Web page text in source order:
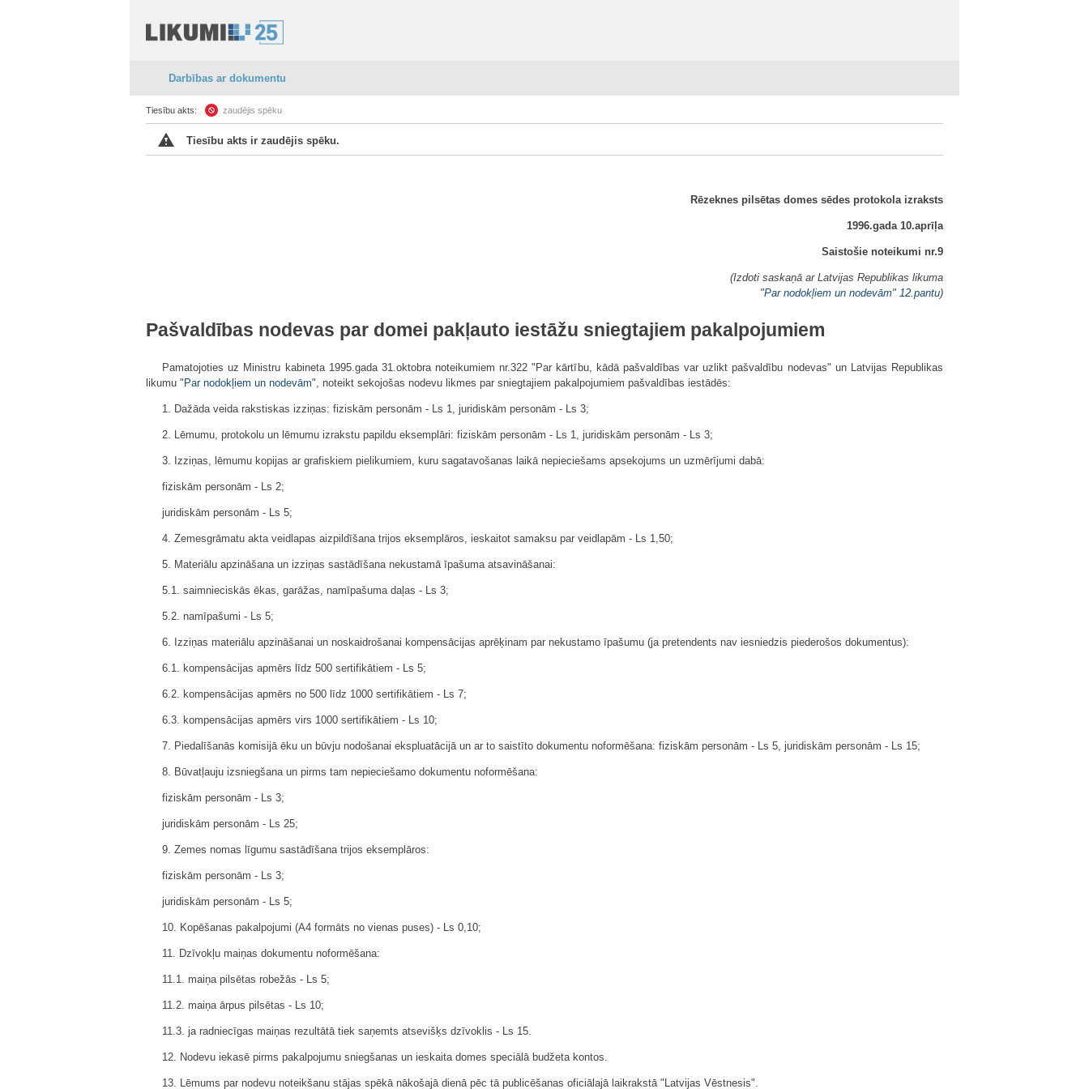
Darbības ar dokumentu
Tiesību akts: zaudējis spēku
Tiesību akts ir zaudējis spēku.
Rēzeknes pilsētas domes sēdes protokola izraksts
1996.gada 10.aprīļa
Saistošie noteikumi nr.9
(Izdoti saskaņā ar Latvijas Republikas likuma
"Par nodokļiem un nodevām" 12.pantu)
Pašvaldības nodevas par domei pakļauto iestāžu sniegtajiem pakalpojumiem
Pamatojoties uz Ministru kabineta 1995.gada 31.oktobra noteikumiem nr.322 "Par kārtību, kādā pašvaldības var uzlikt pašvaldību nodevas" un Latvijas Republikas
likumu " Par nodokļiem un nodevām", noteikt sekojošas nodevu likmes par sniegtajiem pakalpojumiem pašvaldības iestādēs:
1. Dažāda veida rakstiskas izziņas: fiziskām personām - Ls 1, juridiskām personām - Ls 3;
2. Lēmumu, protokolu un lēmumu izrakstu papildu eksemplāri: fiziskām personām - Ls 1, juridiskām personām - Ls 3;
3. Izziņas, lēmumu kopijas ar grafiskiem pielikumiem, kuru sagatavošanas laikā nepieciešams apsekojums un uzmērījumi dabā:
fiziskām personām - Ls 2;
juridiskām personām - Ls 5;
4. Zemesgrāmatu akta veidlapas aizpildīšana trijos eksemplāros, ieskaitot samaksu par veidlapām - Ls 1,50;
5. Materiālu apzināšana un izziņas sastādīšana nekustamā īpašuma atsavināšanai:
5.1. saimnieciskās ēkas, garāžas, namīpašuma daļas - Ls 3;
5.2. namīpašumi - Ls 5;
6. Izziņas materiālu apzināšanai un noskaidrošanai kompensācijas aprēķinam par nekustamo īpašumu (ja pretendents nav iesniedzis piederošos dokumentus):
6.1. kompensācijas apmērs līdz 500 sertifikātiem - Ls 5;
6.2. kompensācijas apmērs no 500 līdz 1000 sertifikātiem - Ls 7;
6.3. kompensācijas apmērs virs 1000 sertifikātiem - Ls 10;
7. Piedalīšanās komisijā ēku un būvju nodošanai ekspluatācijā un ar to saistīto dokumentu noformēšana: fiziskām personām - Ls 5, juridiskām personām - Ls 15;
8. Būvatļauju izsniegšana un pirms tam nepieciešamo dokumentu noformēšana:
fiziskām personām - Ls 3;
juridiskām personām - Ls 25;
9. Zemes nomas līgumu sastādīšana trijos eksemplāros:
fiziskām personām - Ls 3;
juridiskām personām - Ls 5;
10. Kopēšanas pakalpojumi (A4 formāts no vienas puses) - Ls 0,10;
11. Dzīvokļu maiņas dokumentu noformēšana:
11.1. maiņa pilsētas robežās - Ls 5;
11.2. maiņa ārpus pilsētas - Ls 10;
11.3. ja radniecīgas maiņas rezultātā tiek saņemts atsevišķs dzīvoklis - Ls 15.
12. Nodevu iekasē pirms pakalpojumu sniegšanas un ieskaita domes speciālā budžeta kontos.
13. Lēmums par nodevu noteikšanu stājas spēkā nākošajā dienā pēc tā publicēšanas oficiālajā laikrakstā "Latvijas Vēstnesis".